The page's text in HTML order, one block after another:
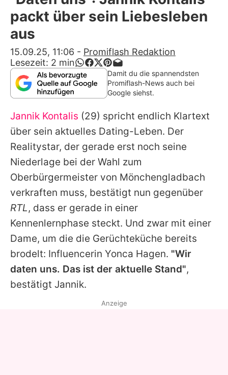
Alle Themen auf Promiflash
App runterladen
Team
Redaktionelle Richtlinien
Impressum
Datenschutzerklärung
Nutzungsbedingungen
Utiq verwalten
packt über sein Liebesleben
aus
15.09.25, 11:06 - Promiflash Redaktion
Lesezeit: 2 min
Damit du die spannendsten
Promiflash-News auch bei
Google siehst.
Jannik Kontalis (29) spricht endlich Klartext
über sein aktuelles Dating-Leben. Der
Realitystar, der gerade erst noch seine
Niederlage bei der Wahl zum
Oberbürgermeister von Mönchengladbach
verkraften muss, bestätigt nun gegenüber
RTL, dass er gerade in einer
Kennenlernphase steckt. Und zwar mit einer
Dame, um die die Gerüchteküche bereits
brodelt: Influencerin Yonca Hagen. "Wir
daten uns. Das ist der aktuelle Stand",
bestätigt Jannik.
Anzeige